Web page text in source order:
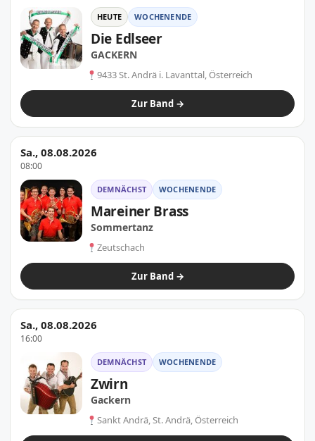
HEUTE WOCHENENDE
Die Edlseer
GACKERN
9433 St. Andrä i. Lavanttal, Österreich
Zur Band →
Sa., 08.08.2026
08:00
DEMNÄCHST WOCHENENDE
Mareiner Brass
Sommertanz
Zeutschach
Zur Band →
Sa., 08.08.2026
16:00
DEMNÄCHST WOCHENENDE
Zwirn
Gackern
Sankt Andrä, St. Andrä, Österreich